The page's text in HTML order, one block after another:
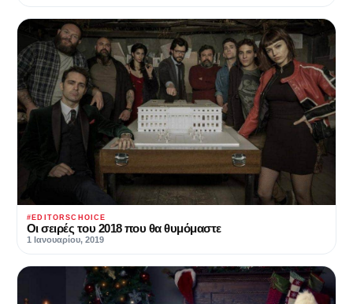
#EDITORSCHOICE
Οι σειρές του 2018 που θα θυμόμαστε
1 Ιανουαρίου, 2019